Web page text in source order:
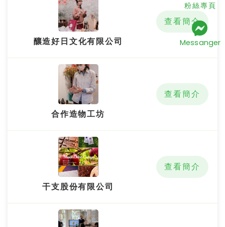
釀造好日文化有限公司
查看簡介
合作造物工坊
查看簡介
干支股份有限公司
查看簡介
粉絲專頁
Messanger